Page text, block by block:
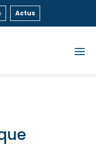
Actus